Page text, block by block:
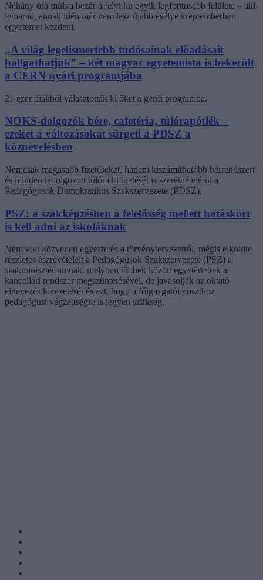
Néhány óra múlva bezár a felvi.hu egyik legfontosabb felülete – aki
lemarad, annak idén már nem lesz újabb esélye szeptemberben
egyetemet kezdeni.
„A világ legelismertebb tudósainak előadásait
hallgathatjuk” – két magyar egyetemista is bekerült
a CERN nyári programjába
21 ezer diákból választották ki őket a genfi programba.
NOKS-dolgozók bére, cafetéria, túlórapótlék –
ezeket a változásokat sürgeti a PDSZ a
köznevelésben
Nemcsak magasabb fizetéseket, hanem kiszámíthatóbb bérrendszert
és minden ledolgozott túlóra kifizetését is szeretné elérni a
Pedagógusok Demokratikus Szakszervezete (PDSZ).
PSZ: a szakképzésben a felelősség mellett hatáskört
is kell adni az iskoláknak
Nem volt közvetlen egyeztetés a törvénytervezetről, mégis elküldte
részletes észrevételeit a Pedagógusok Szakszervezete (PSZ) a
szakminisztériumnak, melyben többek között egyetértettek a
kancellári rendszer megszüntetésével, de javasolják az oktató
elnevezés kivezetését és azt, hogy a főigazgatói poszthoz
pedagógusi végzettségre is legyen szükség.